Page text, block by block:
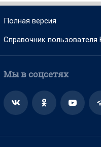
Полная версия
Справочник пользователя
Мы в соцсетях